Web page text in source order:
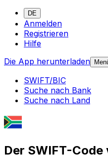
DE
Anmelden
Registrieren
Hilfe
Die App herunterladen
SWIFT/BIC
Suche nach Bank
Suche nach Land
Der SWIFT-